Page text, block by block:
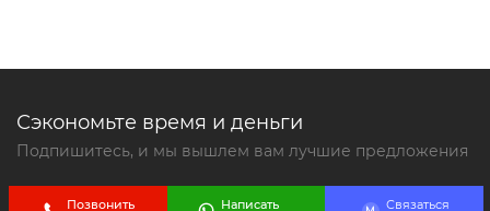
Сэкономьте время и деньги
Подпишитесь, и мы вышлем вам лучшие предложения
КонтактыПозвонить
Написать
Связаться